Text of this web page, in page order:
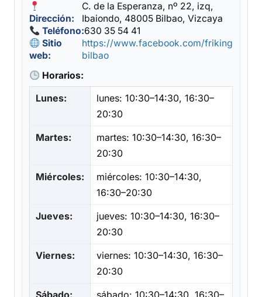
Dirección:
C. de la Esperanza, nº 22, izq,
Ibaiondo, 48005 Bilbao, Vizcaya
Teléfono:630 35 54 41
Sitio
web:
https://www.facebook.com/friking
bilbao
Horarios:
Lunes:
lunes: 10:30–14:30, 16:30–
20:30
Martes:
martes: 10:30–14:30, 16:30–
20:30
Miércoles:
miércoles: 10:30–14:30,
16:30–20:30
Jueves:
jueves: 10:30–14:30, 16:30–
20:30
Viernes:
viernes: 10:30–14:30, 16:30–
20:30
Sábado:
sábado: 10:30–14:30, 16:30–